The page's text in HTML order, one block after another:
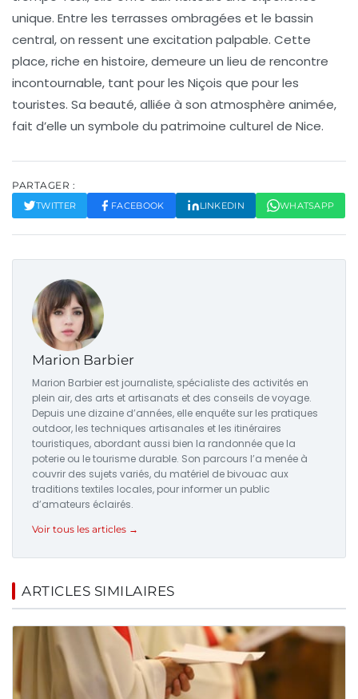
unique. Entre les terrasses ombragées et le bassin
central, on ressent une excitation palpable. Cette
place, riche en histoire, demeure un lieu de rencontre
incontournable, tant pour les Niçois que pour les
touristes. Sa beauté, alliée à son atmosphère animée,
fait d’elle un symbole du patrimoine culturel de Nice.
PARTAGER :
TWITTER FACEBOOK LINKEDIN WHATSAPP
Marion Barbier
Marion Barbier est journaliste, spécialiste des activités en
plein air, des arts et artisanats et des conseils de voyage.
Depuis une dizaine d’années, elle enquête sur les pratiques
outdoor, les techniques artisanales et les itinéraires
touristiques, abordant aussi bien la randonnée que la
poterie ou le tourisme durable. Son parcours l’a menée à
couvrir des sujets variés, du matériel de bivouac aux
traditions textiles locales, pour informer un public
d’amateurs éclairés.
Voir tous les articles →
ARTICLES SIMILAIRES